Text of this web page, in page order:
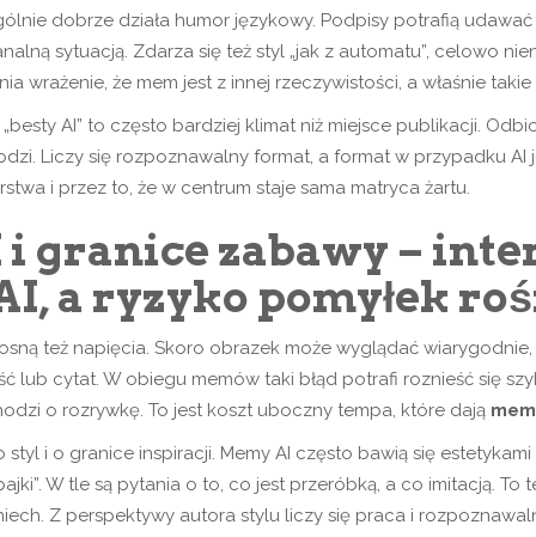
dobrze działa humor językowy. Podpisy potrafią
sytuacją. Zdarza się też styl „jak z automatu”, celowo
wrażenie, że mem jest z innej rzeczywistości, a właśnie
AI” to często bardziej klimat niż miejsce publikacji.
Liczy się rozpoznawalny format, a format w przypadku
i przez to, że w centrum staje sama matryca żartu.
granice zabawy –
a ryzyko pomyłek
też napięcia. Skoro obrazek może wyglądać
lub cytat. W obiegu memów taki błąd potrafi roznieść się
o rozrywkę. To jest koszt uboczny tempa, które dają
styl i o granice inspiracji. Memy AI często bawią się
W tle są pytania o to, co jest przeróbką, a co imitacją.
Z perspektywy autora stylu liczy się praca i